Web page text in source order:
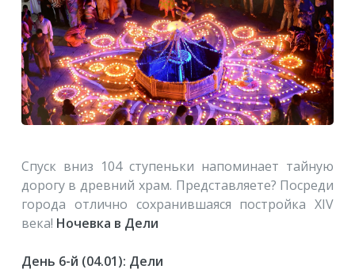
Спуск вниз 104 ступеньки напоминает тайную
дорогу в древний храм. Представляете? Посреди
города отлично сохранившаяся постройка XIV
века! Ночевка в Дели
День 6-й (04.01): Дели